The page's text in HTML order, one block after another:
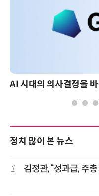
정치 많이 본 뉴스
1 김정관, “성과급, 주